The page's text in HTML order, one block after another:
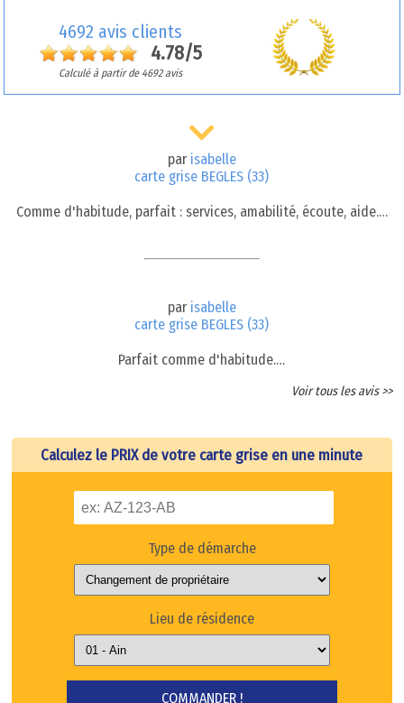
4692 avis clients
4.78/5
Calculé à partir de 4692 avis
par isabelle
carte grise BEGLES (33)
Comme d'habitude, parfait : services, amabilité, écoute, aide.…
par isabelle
carte grise BEGLES (33)
Parfait comme d'habitude.…
Voir tous les avis >>
Calculez le PRIX de votre carte grise en une minute
Type de démarche
Lieu de résidence